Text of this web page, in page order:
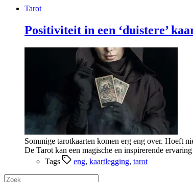
Tarot
Positiviteit in een ‘duistere’
Sommige tarotkaarten komen erg eng over. Hoeft
De Tarot kan een magische en inspirerende
Tags
eng, kaartlegging, tarot